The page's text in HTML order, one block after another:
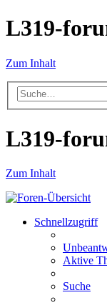
L319-
Zum Inhalt
L319-
Zum Inhalt
Schnellzugriff
Aktive
Suche